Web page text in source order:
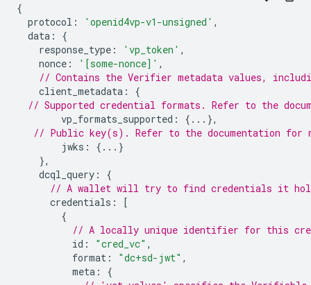
{
protocol : 'openid4vp-v1-unsigned' ,
data :
{
response_type : 'vp_token' ,
nonce : '[some-nonce]' ,
// Contains the Verifier metadata values,
client_metadata :
{
// Supported credential formats. Refer to the
vp_formats_supported :
{...},
// Public key(s). Refer to the documentation for
jwks :
{...}
},
dcql_query :
{
// A wallet will try to find credentials it
credentials :
[
{
// A locally unique identifier for this
id : "cred_vc" ,
format : "dc+sd-jwt" ,
meta :
{